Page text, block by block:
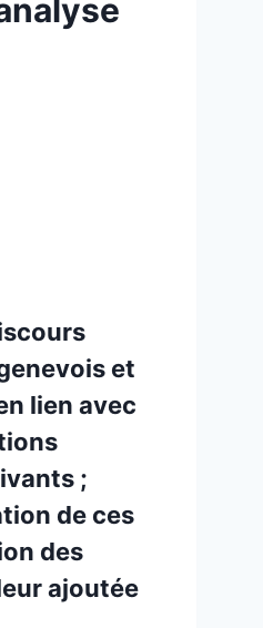
et
lien avec
;
de ces
des
ajoutée